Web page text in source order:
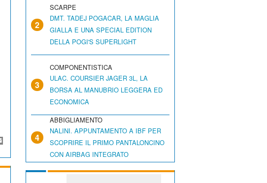
2
SCARPE
DMT. TADEJ POGACAR, LA MAGLIA
GIALLA E UNA SPECIAL EDITION
DELLA POGI'S SUPERLIGHT
3
COMPONENTISTICA
ULAC. COURSIER JAGER 3L, LA
BORSA AL MANUBRIO LEGGERA ED
ECONOMICA
4
ABBIGLIAMENTO
NALINI. APPUNTAMENTO A IBF PER
SCOPRIRE IL PRIMO PANTALONCINO
CON AIRBAG INTEGRATO